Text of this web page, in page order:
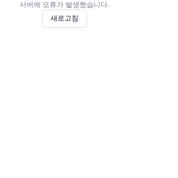
서버에 오류가 발생했습니다.
새로고침